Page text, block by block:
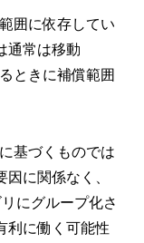
囲に依存してい
通常は移動
ときに補償範囲
基づくものでは
に関係なく、
にグループ化さ
利に働く可能性